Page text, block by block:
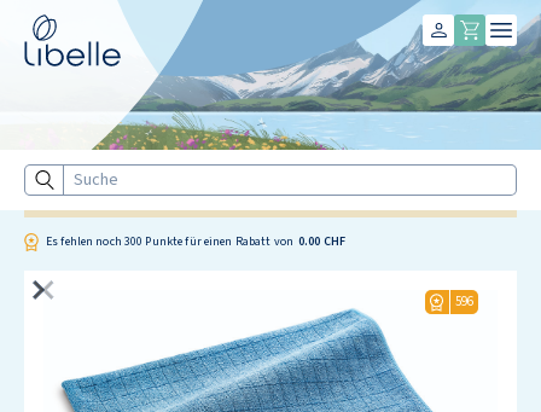
Suche
Es fehlen noch 300 Punkte für einen Rabatt von 0.00 CHF
596